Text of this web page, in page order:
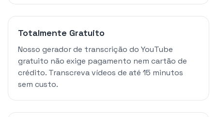
Totalmente Gratuito
Nosso gerador de transcrição do YouTube
gratuito não exige pagamento nem cartão de
crédito. Transcreva vídeos de até 15 minutos
sem custo.